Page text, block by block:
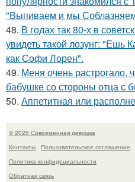
"Выпиваем и мы
48. В годах так 80-х в
увидеть такой лозунг: "Ешь
как Софи Лорен".
49. Меня очень растрогало,
бабушке со стороны отца с
50. Аппетитная или
© 2026 Современная девушка
Контакты
Пользовательское соглашение
Политика конфидециальности
Обратная связь